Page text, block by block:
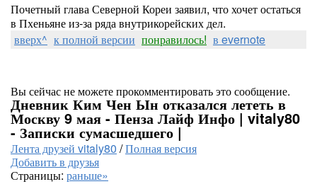
Почетный глава Северной Кореи заявил, что хочет остаться
в Пхеньяне из-за ряда внутрикорейских дел.
вверх^ к полной версии понравилось! в evernote
Вы сейчас не можете прокомментировать это сообщение.
Дневник Ким Чен Ын отказался лететь в
Москву 9 мая - Пенза Лайф Инфо | vitaly80
- Записки сумасшедшего |
Лента друзей vitaly80 /Полная версия
Добавить в друзья
Страницы: раньше»